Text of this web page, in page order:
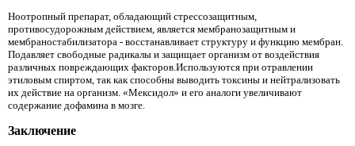
Ноотропный препарат, обладающий стрессозащитным,
противосудорожным действием, является мембранозащитным и
мембраностабилизатора - восстанавливает структуру и функцию мембран.
Подавляет свободные радикалы и защищает организм от воздействия
различных повреждающих факторов.Используются при отравлении
этиловым спиртом, так как способны выводить токсины и нейтрализовать
их действие на организм. «Мексидол» и его аналоги увеличивают
содержание дофамина в мозге.
Заключение